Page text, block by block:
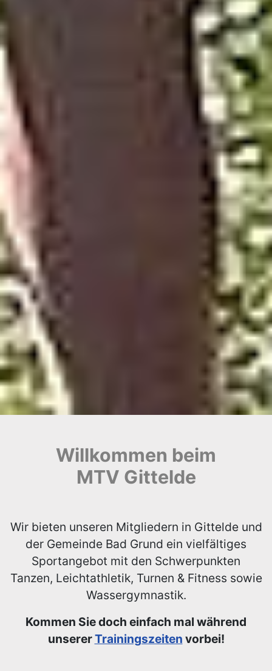
Willkommen beim
MTV Gittelde
Wir bieten unseren Mitgliedern in Gittelde und
der Gemeinde Bad Grund ein vielfältiges
Sportangebot mit den Schwerpunkten
Tanzen, Leichtathletik, Turnen & Fitness sowie
Wassergymnastik.
Kommen Sie doch einfach mal während
unsererTrainingszeiten vorbei!